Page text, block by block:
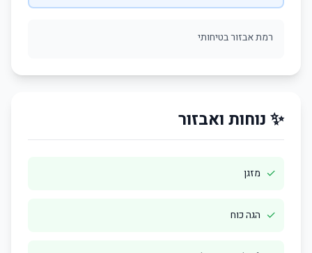
רמת אבזור בטיחותי
✨ נוחות ואבזור
✓ מזגן
✓ הגה כוח